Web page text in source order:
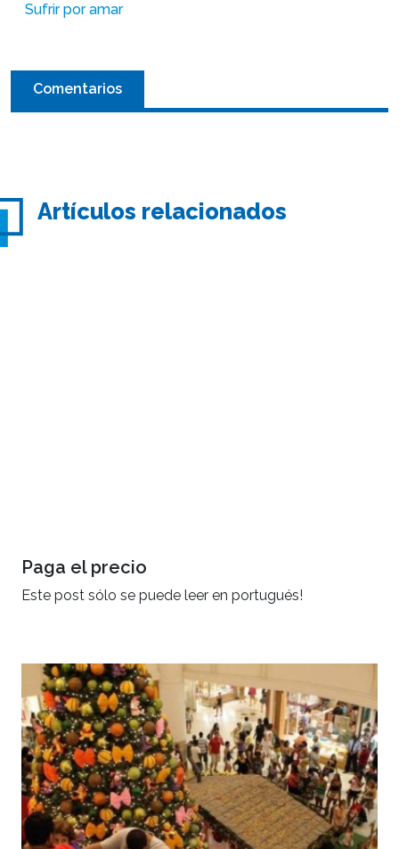
Sufrir por amar
Comentarios
Artículos relacionados
Paga el precio
Este post sólo se puede leer en portugués!